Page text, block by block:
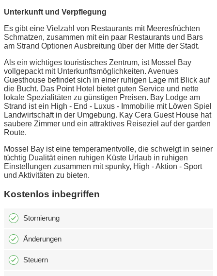
Unterkunft und Verpflegung
Es gibt eine Vielzahl von Restaurants mit Meeresfrüchten
Schmatzen, zusammen mit ein paar Restaurants und Bars
am Strand Optionen Ausbreitung über der Mitte der Stadt.
Als ein wichtiges touristisches Zentrum, ist Mossel Bay
vollgepackt mit Unterkunftsmöglichkeiten. Avenues
Guesthouse befindet sich in einer ruhigen Lage mit Blick auf
die Bucht. Das Point Hotel bietet guten Service und nette
lokale Spezialitäten zu günstigen Preisen. Bay Lodge am
Strand ist ein High - End - Luxus - Immobilie mit Löwen Spiel
Landwirtschaft in der Umgebung. Kay Cera Guest House hat
saubere Zimmer und ein attraktives Reiseziel auf der garden
Route.
Mossel Bay ist eine temperamentvolle, die schwelgt in seiner
tüchtig Dualität einen ruhigen Küste Urlaub in ruhigen
Einstellungen zusammen mit spunky, High - Aktion - Sport
und Aktivitäten zu bieten.
Kostenlos inbegriffen
Stornierung
Änderungen
Steuern